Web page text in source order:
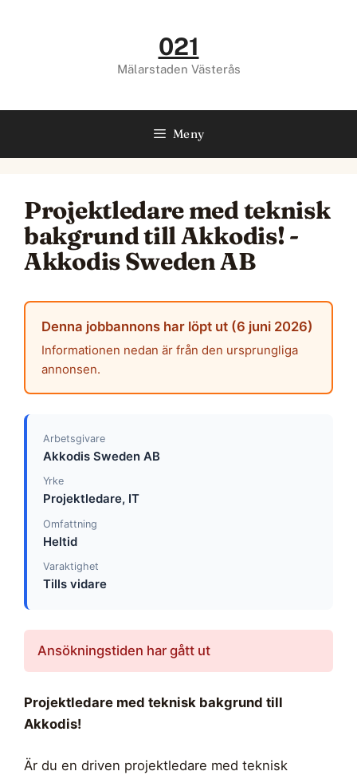
021
Mälarstaden Västerås
Meny
Projektledare med teknisk
bakgrund till Akkodis! -
Akkodis Sweden AB
Denna jobbannons har löpt ut (6 juni 2026)
Informationen nedan är från den ursprungliga
annonsen.
Arbetsgivare
Akkodis Sweden AB
Yrke
Projektledare, IT
Omfattning
Heltid
Varaktighet
Tills vidare
Ansökningstiden har gått ut
Projektledare med teknisk bakgrund till
Akkodis!
Är du en driven projektledare med teknisk